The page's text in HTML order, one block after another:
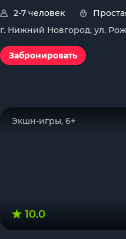
2-7 человек
г. Нижний Новгород, ул.
Забронировать
Экшн-игры, 6+
10.0